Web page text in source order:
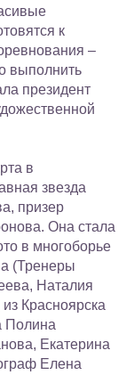
к
–
выполнить
президент
в
звезда
призер
Она стала
в многоборье
(Тренеры
Наталия
Красноярска
Полина
Екатерина
Елена